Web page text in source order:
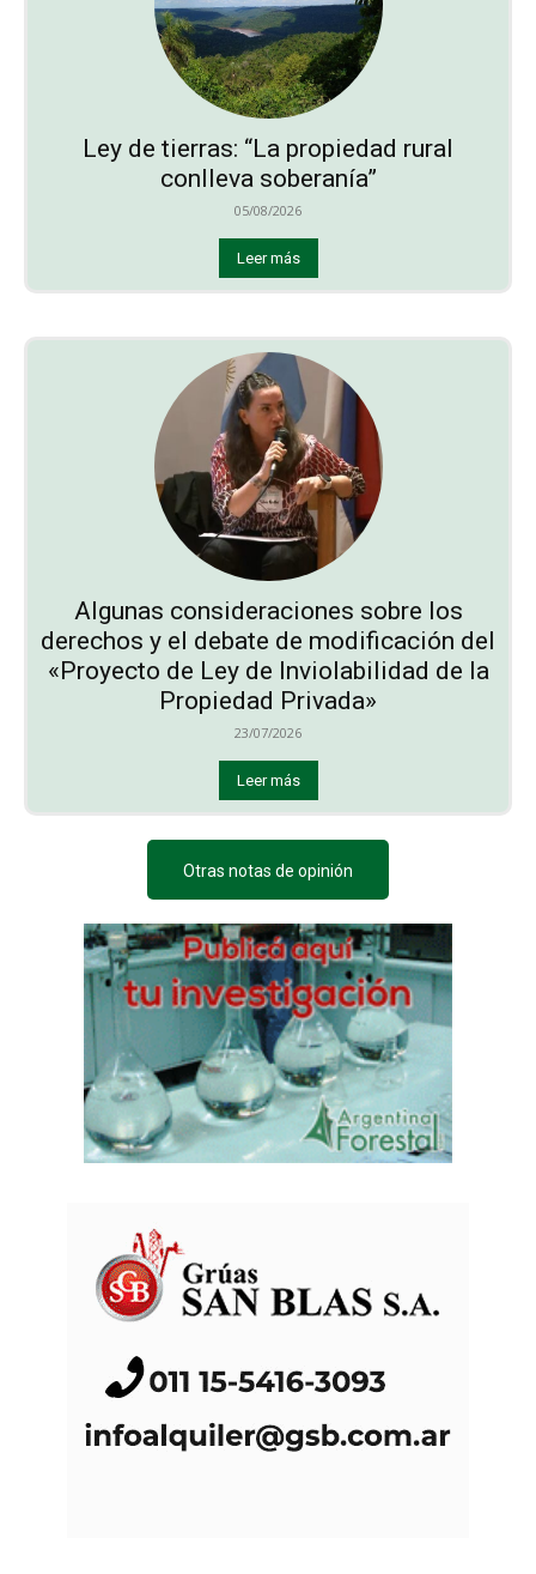
Ley de tierras: “La propiedad rural
conlleva soberanía”
05/08/2026
Leer más
Algunas consideraciones sobre los
derechos y el debate de modificación del
«Proyecto de Ley de Inviolabilidad de la
Propiedad Privada»
23/07/2026
Leer más
Otras notas de opinión